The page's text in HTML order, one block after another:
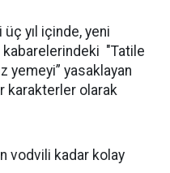
yıl içinde, yeni
kabarelerindeki "Tatile
yemeyi” yasaklayan
karakterler olarak
vodvili kadar kolay